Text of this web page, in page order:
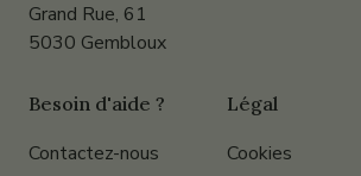
Grand Rue, 61
5030 Gembloux
Besoin d'aide ?
Contactez-nous
Légal
Cookies